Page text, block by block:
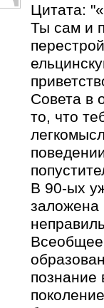
Цитата:
Ты сам и
Совета в
то, что
В 90-ых
заложена
познание